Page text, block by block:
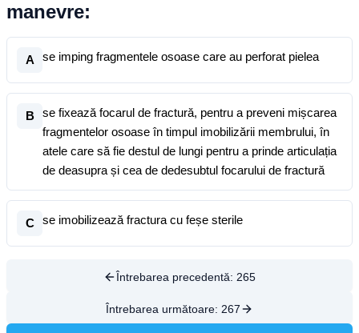
manevre:
A se imping fragmentele osoase care au perforat pielea
B
se fixează focarul de fractură, pentru a preveni mișcarea
fragmentelor osoase în timpul imobilizării membrului, în
atele care să fie destul de lungi pentru a prinde articulația
de deasupra și cea de dedesubtul focarului de fractură
C se imobilizează fractura cu feșe sterile
Întrebarea precedentă: 265
Întrebarea următoare: 267